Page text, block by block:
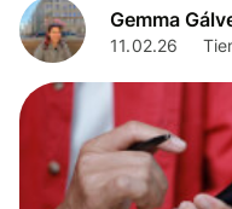
Gemma
11.02.26